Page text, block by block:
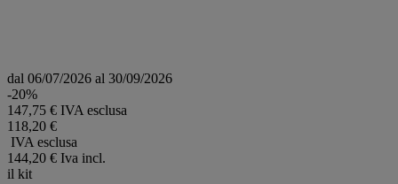
dal 06/07/2026 al 30/09/2026
-20%
147,75 € IVA esclusa
118,20 €
IVA esclusa
144,20 € Iva incl.
il kit